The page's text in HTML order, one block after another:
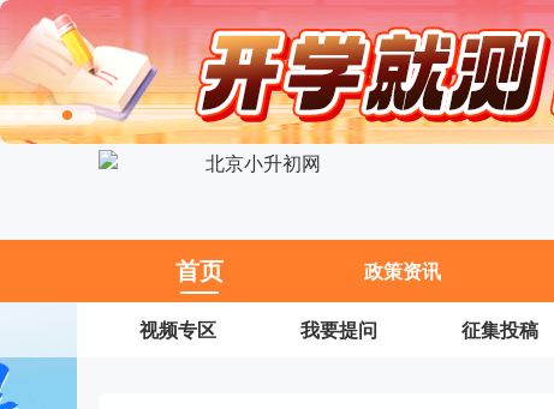
首页 政策资讯
视频专区 我要提问 征集投稿